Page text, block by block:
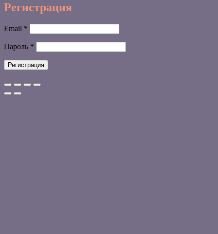
Регистрация
Email *
Пароль *
Регистрация